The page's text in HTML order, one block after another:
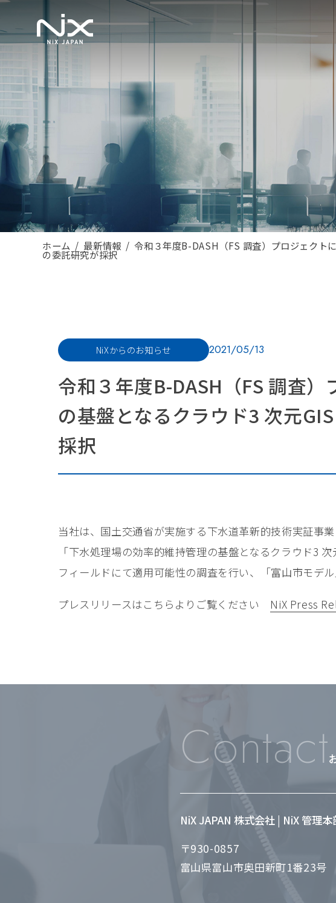
ホーム 最新情報 令和３年度B-DASH（FS 調査）プロジェクト
の委託研究が採択
NiXからのお知らせ 2021/05/13
令和３年度B-DASH（FS 調査
の基盤となるクラウド3 次元
採択
当社は、国土交通省が実施する下水道革新的技術実証事
「下水処理場の効率的維持管理の基盤となるクラウド3
フィールドにて適用可能性の調査を行い、「富山市モデ
プレスリリースはこちらよりご覧ください NiX Press
Contact
NiX JAPAN 株式会社 | NiX 管理
〒930-0857
富山県富山市奥田新町1番23号